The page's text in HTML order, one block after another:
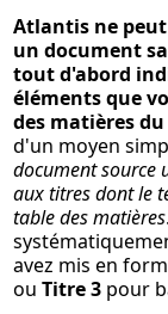
Atlantis ne
un document
tout d'abord
éléments que
des matières
d'un moyen
document source
aux titres dont le
table des matières
avez mis en
ouTitre 3 pour